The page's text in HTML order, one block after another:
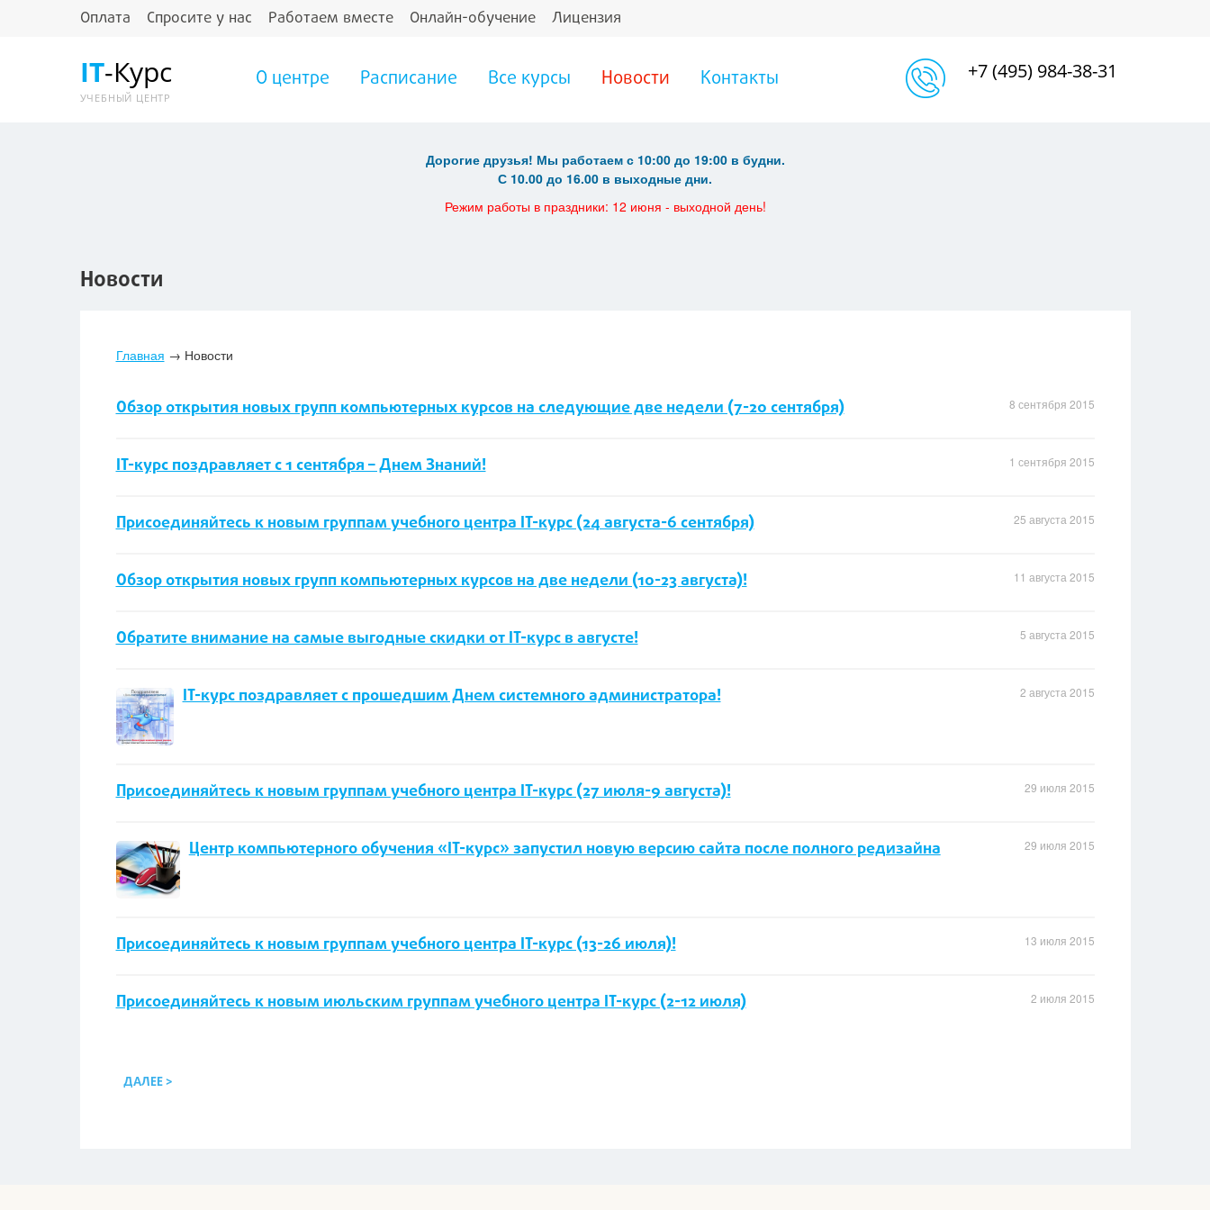
Оплата Спросите у нас Работаем вместе Онлайн-обучение Лицензия
IT-Курс
УЧЕБНЫЙ ЦЕНТР
О центре Расписание Все курсы Новости Контакты +7 (495) 984-38-31
Дорогие друзья! Мы работаем с 10:00 до 19:00 в будни.
С 10.00 до 16.00 в выходные дни.
Режим работы в праздники: 12 июня - выходной день!
Новости
Главная → Новости
8 сентября 2015
Обзор открытия новых групп компьютерных курсов на следующие две недели (7-20 сентября)
1 сентября 2015
IT-курс поздравляет с 1 сентября – Днем Знаний!
25 августа 2015
Присоединяйтесь к новым группам учебного центра IT-курс (24 августа-6 сентября)
11 августа 2015
Обзор открытия новых групп компьютерных курсов на две недели (10-23 августа)!
5 августа 2015
Обратите внимание на самые выгодные скидки от IT-курс в августе!
2 августа 2015
IT-курс поздравляет с прошедшим Днем системного администратора!
29 июля 2015
Присоединяйтесь к новым группам учебного центра IT-курс (27 июля-9 августа)!
29 июля 2015
Центр компьютерного обучения «IT-курс» запустил новую версию сайта после полного редизайна
13 июля 2015
Присоединяйтесь к новым группам учебного центра IT-курс (13-26 июля)!
2 июля 2015
Присоединяйтесь к новым июльским группам учебного центра IT-курс (2-12 июля)
ДАЛЕЕ >